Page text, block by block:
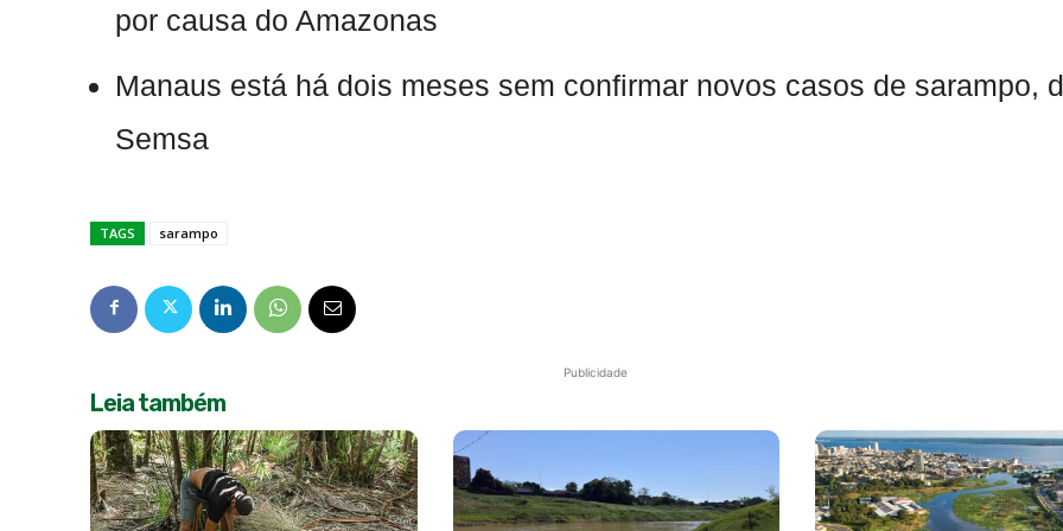
por causa do Amazonas
Manaus está há dois meses sem confirmar novos casos de sarampo,
Semsa
TAGS sarampo
Publicidade
Leia também